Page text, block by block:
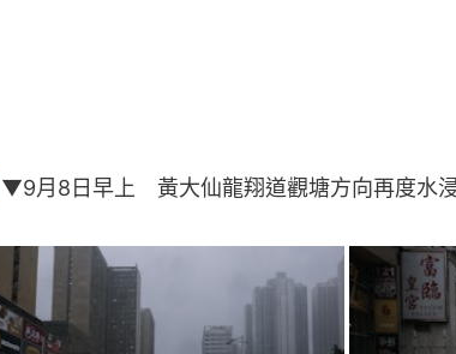
▼9月8日早上 黃大仙龍翔道觀塘方向再度水